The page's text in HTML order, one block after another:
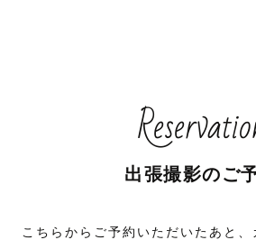
出張撮影のご
こちらからご予約いただいたあと